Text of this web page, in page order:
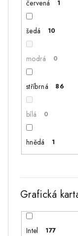
Servis
TOSHIBA
červená 1
šedá 10
modrá 0
stříbrná 86
bílá 0
hnědá 1
Grafická
Intel 177